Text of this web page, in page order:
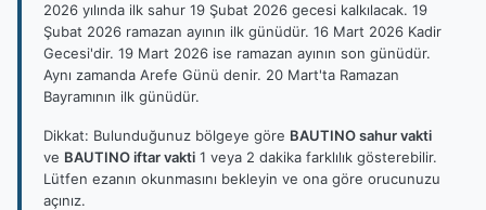
2026 yılında ilk sahur 19 Şubat 2026 gecesi kalkılacak. 19
Şubat 2026 ramazan ayının ilk günüdür. 16 Mart 2026 Kadir
Gecesi'dir. 19 Mart 2026 ise ramazan ayının son günüdür.
Aynı zamanda Arefe Günü denir. 20 Mart'ta Ramazan
Bayramının ilk günüdür.
Dikkat: Bulunduğunuz bölgeye göre BAUTINO sahur vakti
ve BAUTINO iftar vakti 1 veya 2 dakika farklılık gösterebilir.
Lütfen ezanın okunmasını bekleyin ve ona göre orucunuzu
açınız.